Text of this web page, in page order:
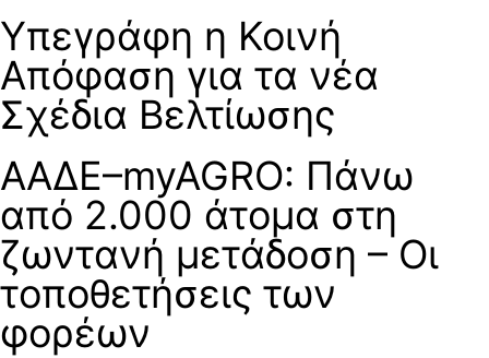
Υπεγράφη η Κοινή
Απόφαση για τα νέα
Σχέδια Βελτίωσης
ΑΑΔΕ–myAGRO: Πάνω
από 2.000 άτομα στη
ζωντανή μετάδοση – Οι
τοποθετήσεις των
φορέων